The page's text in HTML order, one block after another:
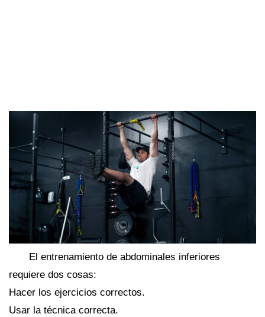
El entrenamiento de abdominales inferiores
requiere dos cosas:
Hacer los ejercicios correctos.
Usar la técnica correcta.